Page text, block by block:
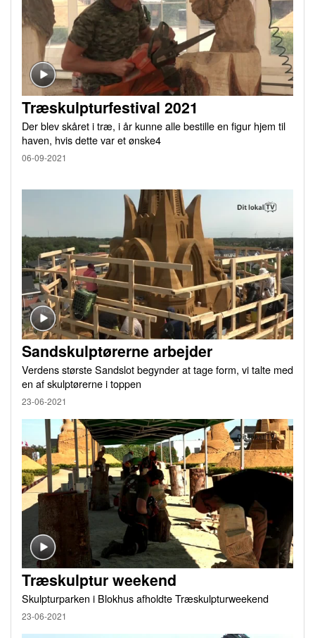
Træskulpturfestival 2021
Der blev skåret i træ, i år kunne alle bestille en figur hjem til
haven, hvis dette var et ønske4
06-09-2021
Sandskulptørerne arbejder
Verdens største Sandslot begynder at tage form, vi talte med
en af skulptørerne i toppen
23-06-2021
Træskulptur weekend
Skulpturparken i Blokhus afholdte Træskulpturweekend
23-06-2021